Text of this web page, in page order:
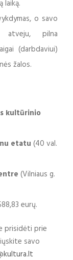
laiką.
o savo
atveju, pilna
(darbdaviui)
žalos.
kultūrinio
etatu (40 val.
(Vilniaus g.
eurų.
prisidėti prie
savo